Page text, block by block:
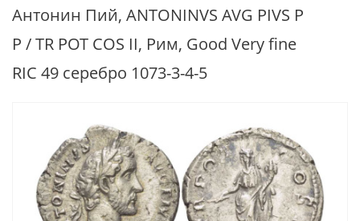
Антонин Пий, ANTONINVS AVG PIVS P
P / TR POT COS II, Рим, Good Very fine
RIC 49 серебро 1073-3-4-5